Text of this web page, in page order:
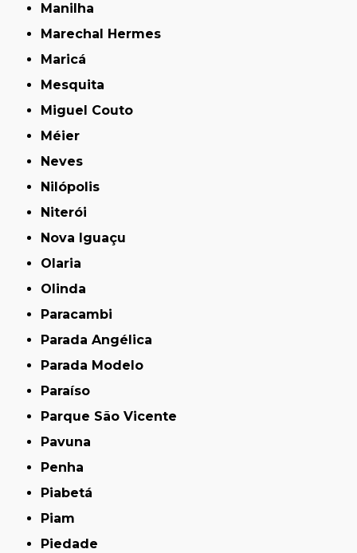
Manilha
Marechal Hermes
Maricá
Mesquita
Miguel Couto
Méier
Neves
Nilópolis
Niterói
Nova Iguaçu
Olaria
Olinda
Paracambi
Parada Angélica
Parada Modelo
Paraíso
Parque São Vicente
Pavuna
Penha
Piabetá
Piam
Piedade